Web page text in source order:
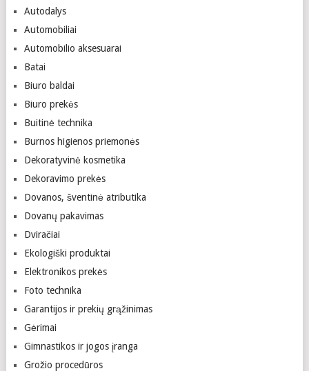
Autodalys
Automobiliai
Automobilio aksesuarai
Batai
Biuro baldai
Biuro prekės
Buitinė technika
Burnos higienos priemonės
Dekoratyvinė kosmetika
Dekoravimo prekės
Dovanos, šventinė atributika
Dovanų pakavimas
Dviračiai
Ekologiški produktai
Elektronikos prekės
Foto technika
Garantijos ir prekių grąžinimas
Gėrimai
Gimnastikos ir jogos įranga
Grožio procedūros